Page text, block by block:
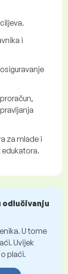
i
za mlade i
odlučivanju
U tome
Uvijek
plaći.